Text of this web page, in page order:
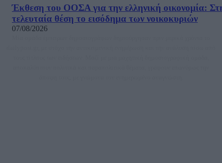
Έκθεση του ΟΟΣΑ για την ελληνική οικονομία:
τελευταία θέση το εισόδημα των νοικοκυριών
07/08/2026